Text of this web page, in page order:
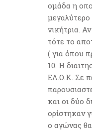
ομάδα η
μεγαλύτερο
νικήτρια.
τότε το
( για όπου
Η
ΕΛ.Ο.Κ. Σε
και οι δύο
ορίστηκαν
ο αγώνας